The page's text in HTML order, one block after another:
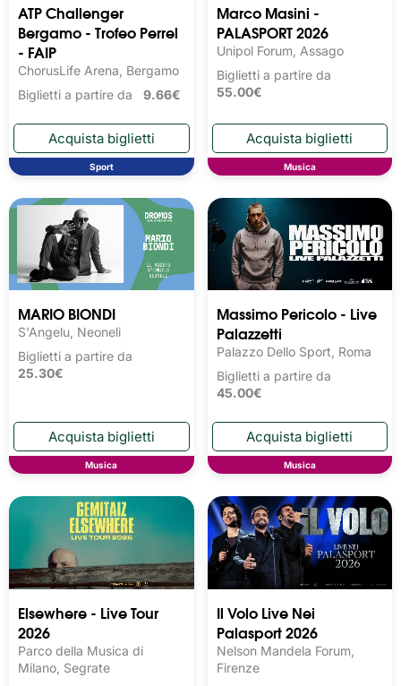
ATP Challenger
Bergamo - Trofeo Perrel
- FAIP
ChorusLife Arena, Bergamo
Biglietti a partire da 9.66€
Sport
Marco Masini -
PALASPORT 2026
Unipol Forum, Assago
Biglietti a partire da
55.00€
Musica
MARIO BIONDI
S'Angelu, Neoneli
Biglietti a partire da
25.30€
Musica
Massimo Pericolo - Live
Palazzetti
Palazzo Dello Sport, Roma
Biglietti a partire da
45.00€
Musica
Elsewhere - Live Tour
2026
Parco della Musica di
Milano, Segrate
Il Volo Live Nei
Palasport 2026
Nelson Mandela Forum,
Firenze